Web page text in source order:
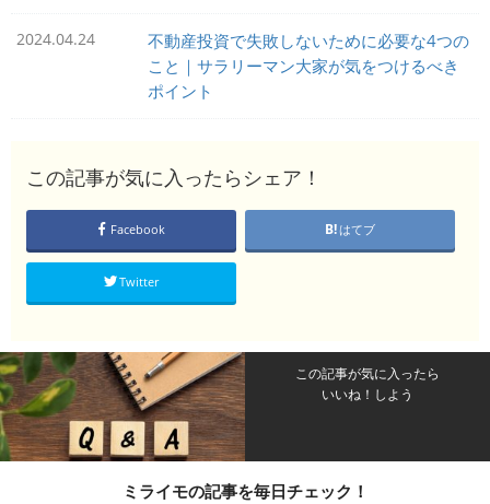
2024.04.24
不動産投資で失敗しないために必要な4つの
こと｜サラリーマン大家が気をつけるべき
ポイント
この記事が気に入ったらシェア！
Facebook はてブ
Twitter
この記事が気に入ったら
いいね！しよう
ミライモの記事を毎日チェック！